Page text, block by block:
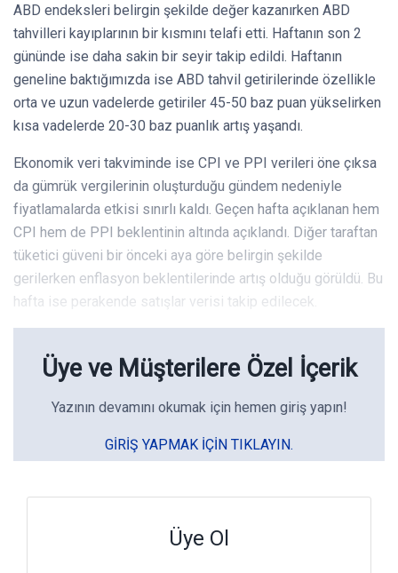
ABD endeksleri belirgin şekilde değer kazanırken ABD
tahvilleri kayıplarının bir kısmını telafi etti. Haftanın son 2
gününde ise daha sakin bir seyir takip edildi. Haftanın
geneline baktığımızda ise ABD tahvil getirilerinde özellikle
orta ve uzun vadelerde getiriler 45-50 baz puan yükselirken
kısa vadelerde 20-30 baz puanlık artış yaşandı.
Ekonomik veri takviminde ise CPI ve PPI verileri öne çıksa
da gümrük vergilerinin oluşturduğu gündem nedeniyle
fiyatlamalarda etkisi sınırlı kaldı. Geçen hafta açıklanan hem
CPI hem de PPI beklentinin altında açıklandı. Diğer taraftan
tüketici güveni bir önceki aya göre belirgin şekilde
gerilerken enflasyon beklentilerinde artış olduğu görüldü. Bu
hafta ise perakende satışlar verisi takip edilecek.
Üye ve Müşterilere Özel İçerik
Yazının devamını okumak için hemen giriş yapın!
GIRIŞ YAPMAK IÇIN TIKLAYIN.
Üye Ol